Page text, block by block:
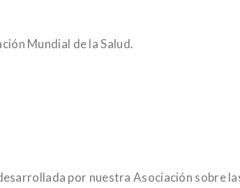
Mundial de la Salud.
por nuestra Asociación sobre